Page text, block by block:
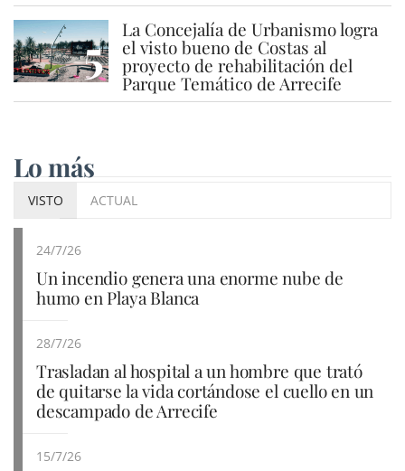
5 La Concejalía de Urbanismo logra
el visto bueno de Costas al
proyecto de rehabilitación del
Parque Temático de Arrecife
Lo más
VISTO ACTUAL
24/7/26
Un incendio genera una enorme nube de
humo en Playa Blanca
28/7/26
Trasladan al hospital a un hombre que trató
de quitarse la vida cortándose el cuello en un
descampado de Arrecife
15/7/26